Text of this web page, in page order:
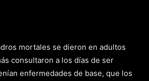
mortales se dieron en adultos
consultaron a los días de ser
enfermedades de base, que los